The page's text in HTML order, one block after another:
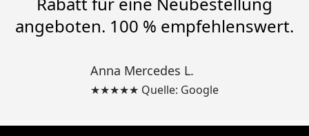
angeboten. 100 % empfehlenswert.
Anna Mercedes L.
★★★★★ Quelle: Google